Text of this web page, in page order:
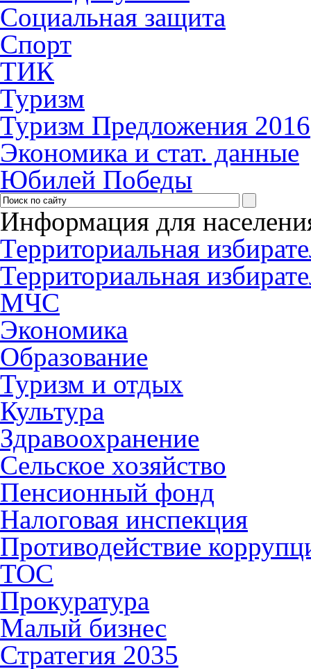
Социальная защита
Спорт
ТИК
Туризм
Туризм Предложения 2016
Экономика и стат. данные
Юбилей Победы
Информация для
Территориальная
Территориальная
МЧС
Экономика
Образование
Туризм и отдых
Культура
Здравоохранение
Сельское хозяйство
Пенсионный фонд
Налоговая инспекция
Противодействие
ТОС
Прокуратура
Малый бизнес
Стратегия 2035